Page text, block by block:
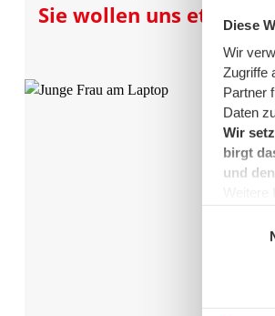
Diese
Wir
Zugriffe
Partner
Daten
Wir
birgt
und
der
Sie wollen uns etwas